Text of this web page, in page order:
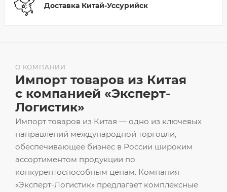
Доставка Китай-Уссурийск
Импорт товаров из Китая — одно из ключевых
направлений международной торговли,
обеспечивающее бизнес в России широким
ассортиментом продукции по
конкурентоспособным ценам. Компания
«Эксперт-Логистик» предлагает комплексные
О КОМПАНИИ
Импорт товаров из Китая
с компанией «Эксперт-
Логистик»